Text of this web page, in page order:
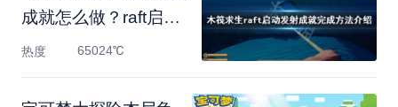
成就怎么做？raft启动
发射
热度 65024℃